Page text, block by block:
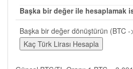
Başka bir değer ile hesaplamak
Başka bir değer dönüştürün (BTC -